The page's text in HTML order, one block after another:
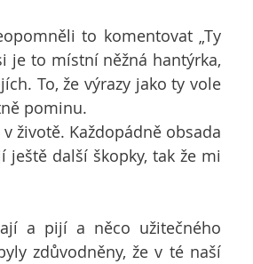
to komentovat „Ty
je to místní něžná hantýrka,
To, že výrazy jako ty vole
pominu.
životě. Každopádně obsada
ještě další škopky, tak že mi
a pijí a něco užitečného
zdůvodněny, že v té naší